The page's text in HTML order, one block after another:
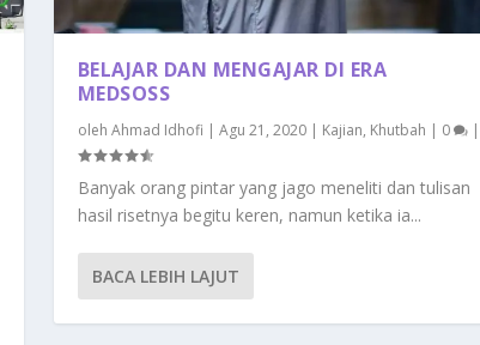
BELAJAR DAN MENGAJAR DI ERA
MEDSOSS
oleh Ahmad Idhofi | Agu 21, 2020| Kajian, Khutbah | 0 |
Banyak orang pintar yang jago meneliti dan tulisan
hasil risetnya begitu keren, namun ketika ia...
BACA LEBIH LAJUT